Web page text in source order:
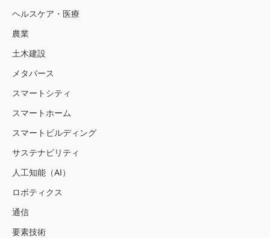
ヘルスケア・医療
農業
土木建設
メタバース
スマートシティ
スマートホーム
スマートビルディング
サステナビリティ
人工知能（AI）
ロボティクス
通信
要素技術